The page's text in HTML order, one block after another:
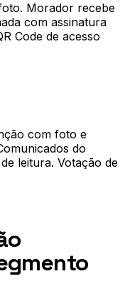
Morador recebe
com assinatura
Code de acesso
com foto e
do
leitura. Votação de